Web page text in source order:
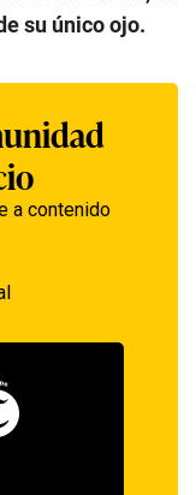
su único ojo.